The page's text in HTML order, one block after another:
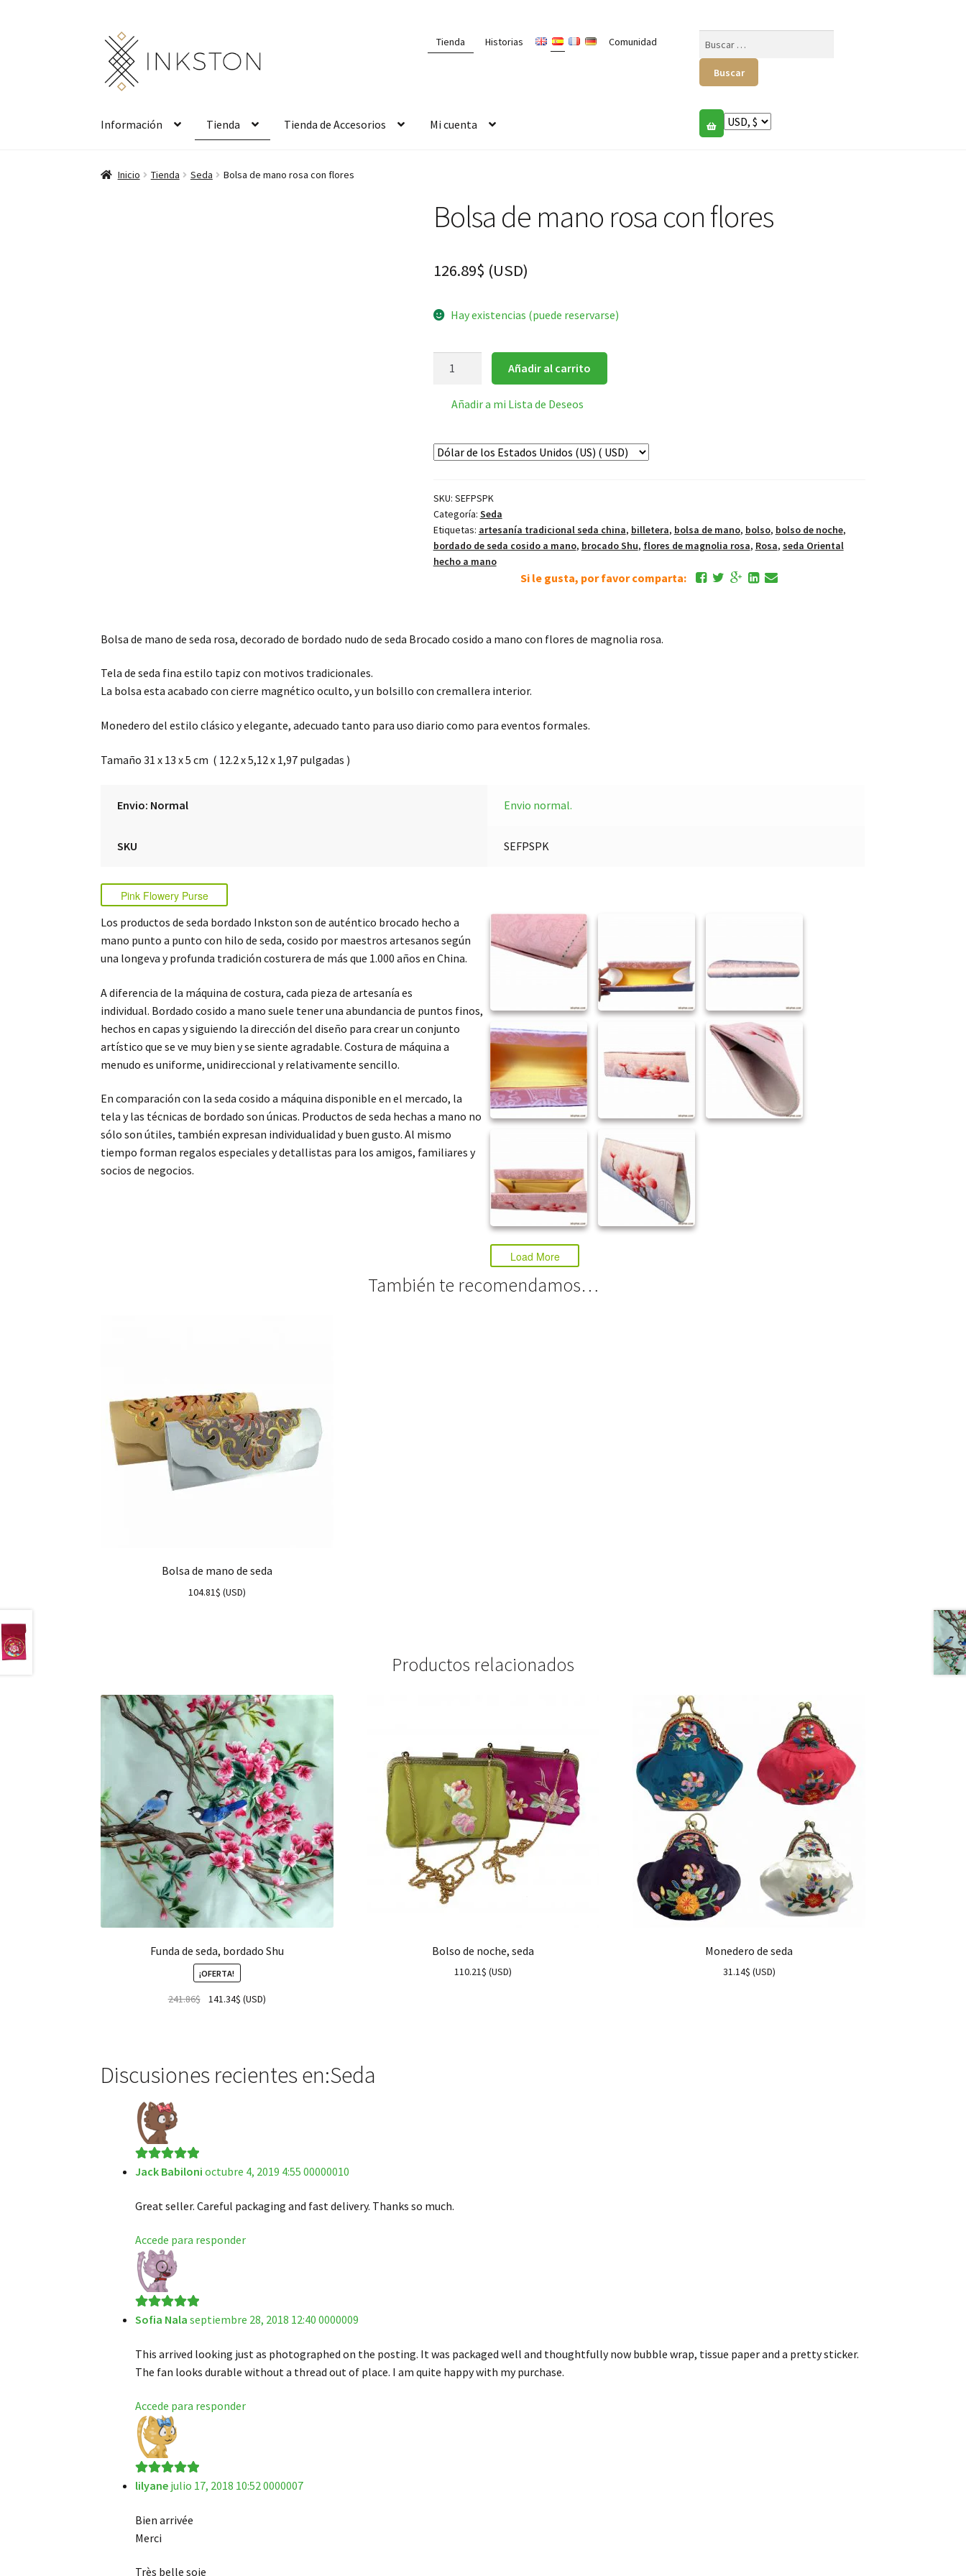
Ir
la
navegación
Ir
contenido
Tienda Historias Comunidad
Información Tienda Tienda de Accesorios Mi cuenta
Inicio Tienda Seda Bolsa de mano rosa con flores
Bolsa de mano rosa con flores
126.89$ (USD)
Hay existencias (puede reservarse)
flores
Añadir al carrito
Añadir a mi Lista de Deseos
SKU: SEFPSPK
Categoría: Seda
Etiquetas: artesanía tradicional seda china, billetera, bolsa de mano, bolso, bolso de noche,
bordado de seda cosido a mano, brocado Shu, flores de magnolia rosa, Rosa, seda Oriental
hecho a mano
Si le gusta, por favor comparta:
Bolsa de mano de seda rosa, decorado de bordado nudo de seda Brocado cosido a mano con flores de magnolia rosa.
Tela de seda fina estilo tapiz con motivos tradicionales.
La bolsa esta acabado con cierre magnético oculto, y un bolsillo con cremallera interior.
Monedero del estilo clásico y elegante, adecuado tanto para uso diario como para eventos formales.
Tamaño 31 x 13 x 5 cm ( 12.2 x 5,12 x 1,97 pulgadas )
Envio: Normal Envio normal.
SKU SEFPSPK
Pink Flowery Purse
Load More
Los productos de seda bordado Inkston son de auténtico brocado hecho a
mano punto a punto con hilo de seda, cosido por maestros artesanos según
una longeva y profunda tradición costurera de más que 1.000 años en China.
A diferencia de la máquina de costura, cada pieza de artesanía es
individual. Bordado cosido a mano suele tener una abundancia de puntos finos,
hechos en capas y siguiendo la dirección del diseño para crear un conjunto
artístico que se ve muy bien y se siente agradable. Costura de máquina a
menudo es uniforme, unidireccional y relativamente sencillo.
En comparación con la seda cosido a máquina disponible en el mercado, la
tela y las técnicas de bordado son únicas. Productos de seda hechas a mano no
sólo son útiles, también expresan individualidad y buen gusto. Al mismo
tiempo forman regalos especiales y detallistas para los amigos, familiares y
socios de negocios.
También te recomendamos…
Bolsa de mano de seda
104.81$ (USD)
Productos relacionados
Funda de seda, bordado Shu
¡OFERTA!
241.86$ 141.34$ (USD)
Bolso de noche, seda
110.21$ (USD)
Monedero de seda
31.14$ (USD)
Discusiones recientes en:Seda
Valorado en5
Jack Babiloni octubre 4, 2019 4:55 00000010
Great seller. Careful packaging and fast delivery. Thanks so much.
Accede para responder
Valorado en5
Sofia Nala septiembre 28, 2018 12:40 0000009
This arrived looking just as photographed on the posting. It was packaged well and thoughtfully now bubble wrap, tissue paper and a pretty sticker.
The fan looks durable without a thread out of place. I am quite happy with my purchase.
Accede para responder
Valorado en 5
lilyane julio 17, 2018 10:52 0000007
Bien arrivée
Merci
Très belle soie